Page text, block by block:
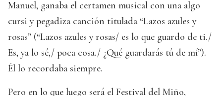
Manuel, ganaba el certamen musical con una algo
cursi y pegadiza canción titulada “Lazos azules y
rosas” (“Lazos azules y rosas/ es lo que guardo de ti./
Es, ya lo sé,/ poca cosa./ ¿Qué guardarás tú de mí”).
Él lo recordaba siempre.
Pero en lo que luego será el Festival del Miño,